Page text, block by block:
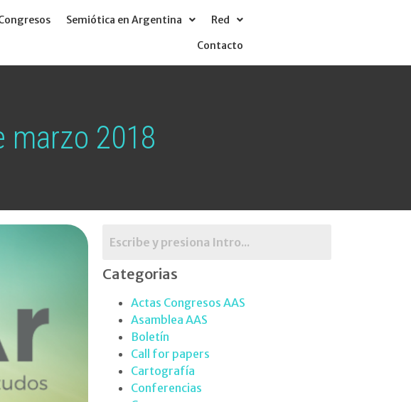
Semiótica en Argentina
Red
Contacto
marzo 2018
Categorias
Actas Congresos AAS
Asamblea AAS
Boletín
Call for papers
Cartografía
Conferencias